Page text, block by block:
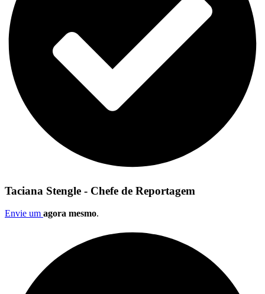
Taciana Stengle - Chefe de Reportagem
Envie um agora mesmo.